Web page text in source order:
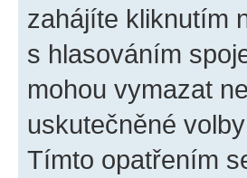
zahájíte kliknutím
s hlasováním
mohou vymazat
uskutečněné
Tímto opatřením